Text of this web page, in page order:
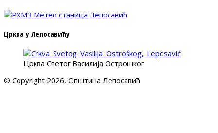
Црква у Лепосавићу
Црква Светог Василија Острошког
© Copyright 2026, Општина Лепосавић